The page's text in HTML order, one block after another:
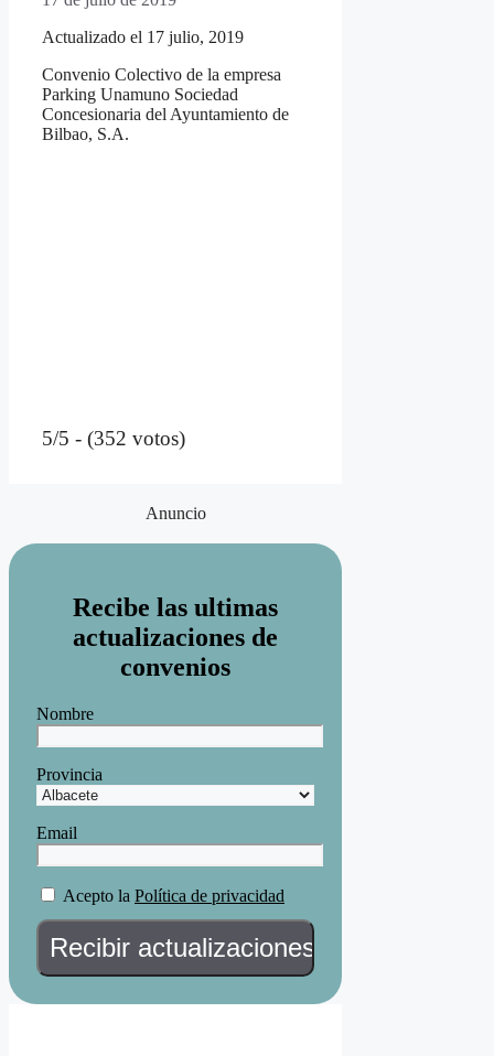
Actualizado el 17 julio, 2019
Convenio Colectivo de la empresa
Parking Unamuno Sociedad
Concesionaria del Ayuntamiento de
Bilbao, S.A.
5/5 - (352 votos)
Anuncio
Recibe las ultimas
actualizaciones de
convenios
Nombre
Provincia
Email
Acepto la Política de privacidad